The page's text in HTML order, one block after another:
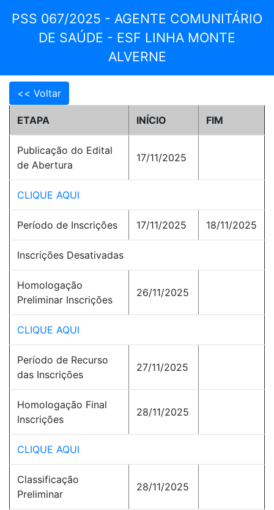
PSS 067/2025 - AGENTE COMUNITÁRIO
DE SAÚDE - ESF LINHA MONTE
ALVERNE
ETAPA INÍCIO FIM
Publicação do Edital
de Abertura
17/11/2025
CLIQUE AQUI
Período de Inscrições 17/11/2025 18/11/2025
Inscrições Desativadas
Homologação
Preliminar Inscrições
26/11/2025
CLIQUE AQUI
Período de Recurso
das Inscrições
27/11/2025
Homologação Final
Inscrições
28/11/2025
CLIQUE AQUI
Classificação
Preliminar
28/11/2025